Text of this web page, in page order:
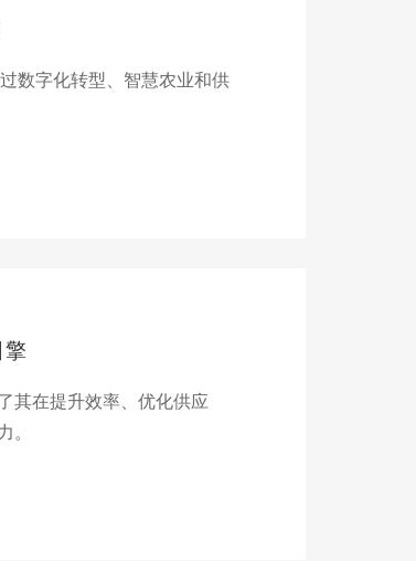
数字化转型、智慧农业和供
其在提升效率、优化供应